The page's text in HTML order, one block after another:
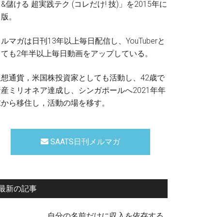
儲ける 超実践テク (コレだけ! 技)」を2015年に
。
マガは日刊13年以上毎日配信し、YouTuberと
も2年半以上毎日動画をアップしている。
通貨，米国株投資家としても活動し、42歳で
ミリオネア達成し、シンガポールへ2021年年
ら移住し，活動の場を移す。
SAATS日刊メルマガ
新の記事